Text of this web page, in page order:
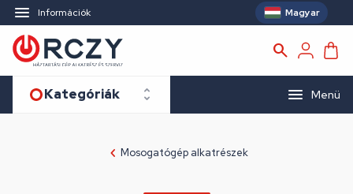
Információk Magyar
Kategóriák Menü
Mosogatógép alkatrészek